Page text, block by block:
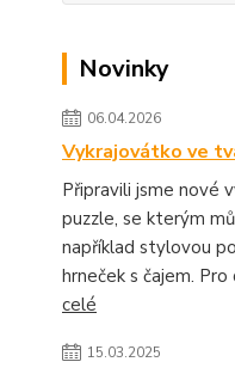
Novinky
06.04.2026
Vykrajovátko ve
Připravili jsme nové
puzzle, se kterým
například stylovou
hrneček s čajem. Pro
celé
15.03.2025